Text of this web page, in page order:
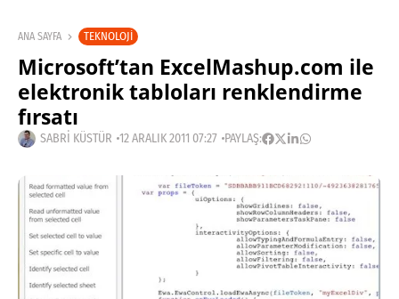
ANA SAYFA TEKNOLOJI
Microsoft’tan ExcelMashup.com ile
elektronik tabloları renklendirme
fırsatı
SABRI KÜSTÜR 12 ARALIK 2011 07:27 PAYLAŞ: